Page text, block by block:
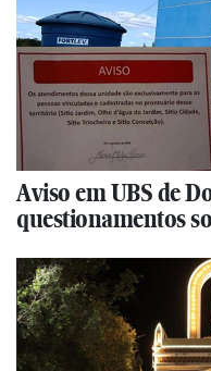
Aviso em UBS de
questionamentos